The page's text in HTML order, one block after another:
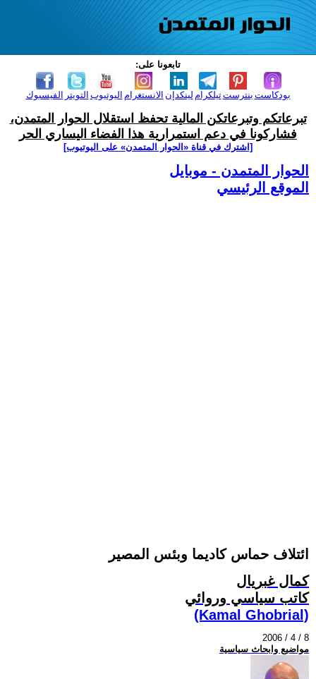
تابعونا على:
الفيسبوك التويتر اليوتيوب الانستغرام لينكدإن تيلكرامبنترست بودكاست
تبرعاتكم وتبرعاتكن المالية تحفظ استقلال الحوار المتمدن،
فشاركونا في دعم استمرارية هذا الفضاء اليساري الحر
[اشترك في قناة ‫«الحوار المتمدن» على اليوتيوب]
الحوار المتمدن - موبايل
الموقع الرئيسي
ائتلاف حماس كاديما وبئس المصير
كمال غبريال
كاتب سياسي وروائي
(Kamal Ghobrial)
2006 / 4 / 8
مواضيع وابحاث سياسية